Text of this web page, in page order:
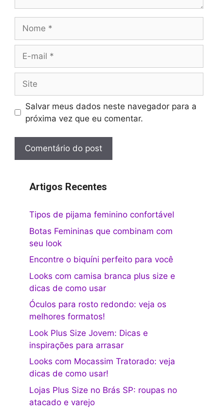
mail
Salvar meus dados neste navegador para a
próxima vez que eu comentar.
Artigos Recentes
Tipos de pijama feminino confortável
Botas Femininas que combinam com
seu look
Encontre o biquíni perfeito para você
Looks com camisa branca plus size e
dicas de como usar
Óculos para rosto redondo: veja os
melhores formatos!
Look Plus Size Jovem: Dicas e
inspirações para arrasar
Looks com Mocassim Tratorado: veja
dicas de como usar!
Lojas Plus Size no Brás SP: roupas no
atacado e varejo